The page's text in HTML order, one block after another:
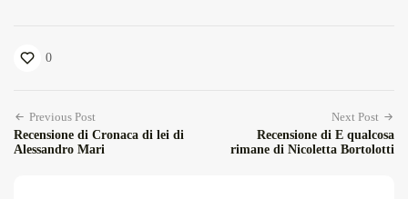
0
Previous Post
Recensione di Cronaca di lei di
Alessandro Mari
Next Post
Recensione di E qualcosa
rimane di Nicoletta Bortolotti